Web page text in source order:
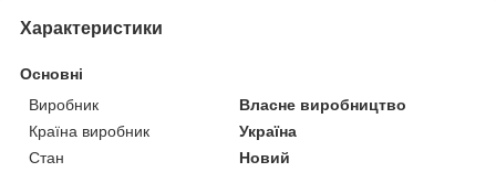
Характеристики
Основні
Виробник
Власне виробництво
Країна виробник
Україна
Стан
Новий